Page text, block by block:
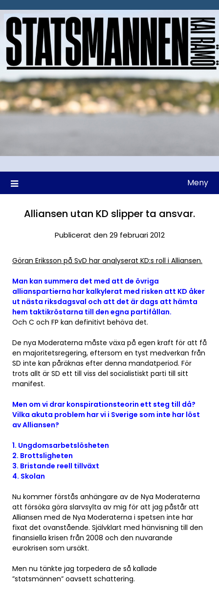
till
Meny
Alliansen utan KD slipper ta ansvar.
Publicerat den 29 februari 2012
Göran Eriksson på SvD har analyserat KD:s roll i Alliansen.
Man kan summera det med att de övriga
allianspartierna har kalkylerat med risken att KD åker
ut nästa riksdagsval och att det är dags att hämta
hem taktikröstarna till den egna partifållan.
Och C och FP kan definitivt behöva det.
De nya Moderaterna måste växa på egen kraft för att få
en majoritetsregering, eftersom en tyst medverkan från
SD inte kan påräknas efter denna mandatperiod. För
trots allt är SD ett till viss del socialistiskt parti till sitt
manifest.
Men om vi drar konspirationsteorin ett steg till då?
Vilka akuta problem har vi i Sverige som inte har löst
av Alliansen?
1. Ungdomsarbetslösheten
2. Brottsligheten
3. Bristande reell tillväxt
4. Skolan
Nu kommer förstås anhängare av de Nya Moderaterna
att försöka göra slarvsylta av mig för att jag påstår att
Alliansen med de Nya Moderaterna i spetsen inte har
fixat det ovanstående. Självklart med hänvisning till den
finansiella krisen från 2008 och den nuvarande
eurokrisen som ursäkt.
Men nu tänkte jag torpedera de så kallade
”statsmännen” oavsett schattering.